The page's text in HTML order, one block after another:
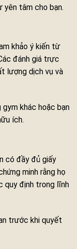
yên tâm cho bạn.
khảo ý kiến từ
đánh giá trực
lượng dịch vụ và
khác hoặc bạn
ích.
có đầy đủ giấy
minh rằng họ
quy định trong lĩnh
trước khi quyết